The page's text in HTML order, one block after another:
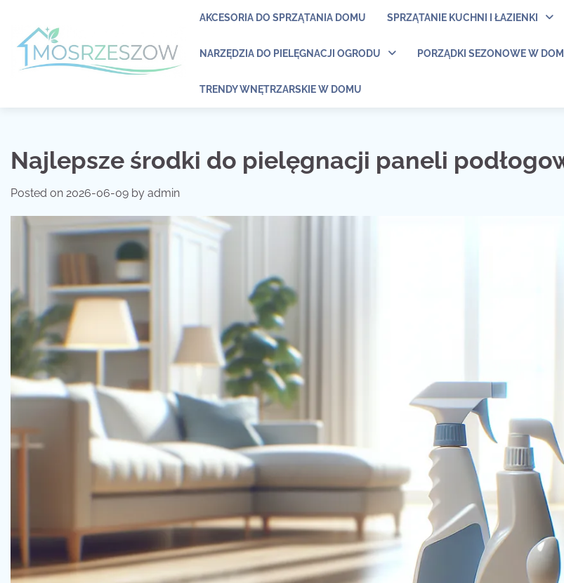
content
AKCESORIA DO SPRZĄTANIA DOMU SPRZĄTANIE KUCHNI I ŁAZIENKI
NARZĘDZIA DO PIELĘGNACJI OGRODU PORZĄDKI SEZONOWE W
TRENDY WNĘTRZARSKIE W DOMU
Najlepsze środki do pielęgnacji paneli
Posted on 2026-06-09 by admin